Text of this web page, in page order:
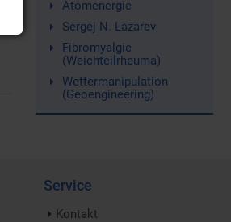
Atomenergie
Sergej N. Lazarev
Fibromyalgie
(Weichteilrheuma)
Wettermanipulation
(Geoengineering)
Service
Kontakt